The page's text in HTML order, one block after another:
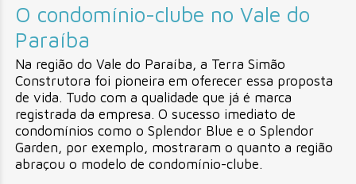
O condomínio-clube no Vale do
Paraíba
Na região do Vale do Paraíba, a Terra Simão
Construtora foi pioneira em oferecer essa proposta
de vida. Tudo com a qualidade que já é marca
registrada da empresa. O sucesso imediato de
condomínios como o Splendor Blue e o Splendor
Garden, por exemplo, mostraram o quanto a região
abraçou o modelo de condomínio-clube.